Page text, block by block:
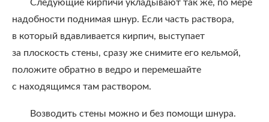
Следующие кирпичи укладывают так же, по мере
надобности поднимая шнур. Если часть раствора,
в который вдавливается кирпич, выступает
за плоскость стены, сразу же снимите его кельмой,
положите обратно в ведро и перемешайте
с находящимся там раствором.
Возводить стены можно и без помощи шнура.